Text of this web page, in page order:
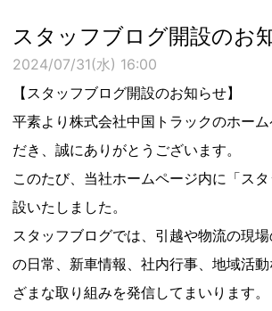
スタッフブログ開設のお
2024/07/31(水) 16:00
【スタッフブログ開設のお知らせ】
平素より株式会社中国トラックのホー
だき、誠にありがとうございます。
このたび、当社ホームページ内に「ス
設いたしました。
スタッフブログでは、引越や物流の現
の日常、新車情報、社内行事、地域活
ざまな取り組みを発信してまいります。